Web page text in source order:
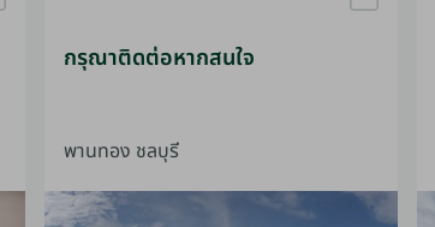
กรุณาติดต่อหากสนใจ
พานทอง ชลบุรี